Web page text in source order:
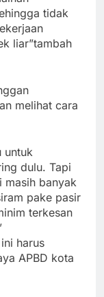
tidak
liar”tambah
melihat cara
untuk
dulu. Tapi
masih banyak
pake pasir
terkesan
harus
APBD kota